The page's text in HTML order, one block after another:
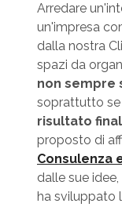
Arredare
un'impresa
dalla nostra
spazi da
non sempre
soprattutto se
risultato
proposto di
Consulenza
dalle sue
ha sviluppato